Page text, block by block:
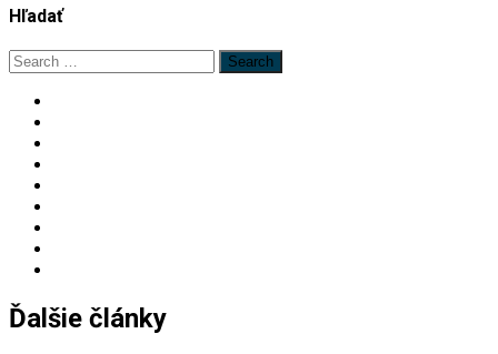
Hľadať
Search
for:
Ďalšie články